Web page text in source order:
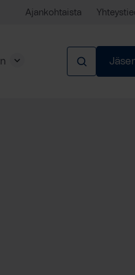
Ajankohtaista